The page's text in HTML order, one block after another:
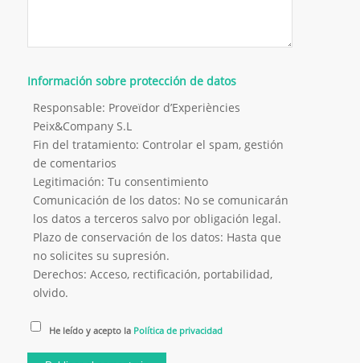
Información sobre protección de datos
Responsable: Proveïdor d’Experiències
Peix&Company S.L
Fin del tratamiento: Controlar el spam, gestión
de comentarios
Legitimación: Tu consentimiento
Comunicación de los datos: No se comunicarán
los datos a terceros salvo por obligación legal.
Plazo de conservación de los datos: Hasta que
no solicites su supresión.
Derechos: Acceso, rectificación, portabilidad,
olvido.
He leído y acepto la Política de privacidad